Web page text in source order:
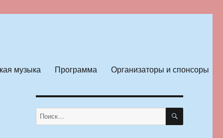
музыка Программа Организаторы и спонсоры
Искать: ПОИСК